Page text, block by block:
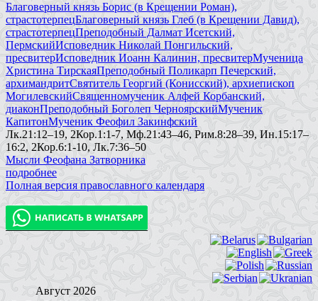
Благоверный князь Борис (в Крещении Роман),
страстотерпецБлаговерный князь Глеб (в Крещении Давид),
страстотерпецПреподобный Далмат Исетский,
ПермскийИсповедник Николай Понгильский,
пресвитерИсповедник Иоанн Калинин, пресвитерМученица
Христина ТирскаяПреподобный Поликарп Печерский,
архимандритСвятитель Георгий (Конисский), архиепископ
МогилевскийСвященномученик Алфей Корбанский,
диаконПреподобный Боголеп ЧерноярскийМученик
КапитонМученик Феофил Закинфский
Лк.21:12–19, 2Кор.1:1-7, Мф.21:43–46, Рим.8:28–39, Ин.15:17–
16:2, 2Кор.6:1-10, Лк.7:36–50
Мысли Феофана Затворника
подробнее
Полная версия православного календаря
Август 2026